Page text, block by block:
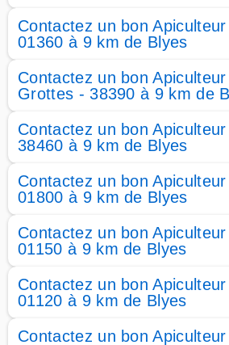
Contactez un bon
01360 à 9 km de Blyes
Contactez un bon
Grottes - 38390 à 9 km de
Contactez un bon
38460 à 9 km de Blyes
Contactez un bon
01800 à 9 km de Blyes
Contactez un bon
01150 à 9 km de Blyes
Contactez un bon
01120 à 9 km de Blyes
Contactez un bon